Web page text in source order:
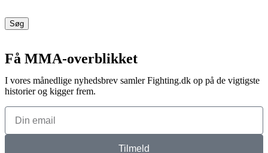
Søg
Få MMA-overblikket
I vores månedlige nyhedsbrev samler Fighting.dk op på de vigtigste
historier og kigger frem.
Tilmeld